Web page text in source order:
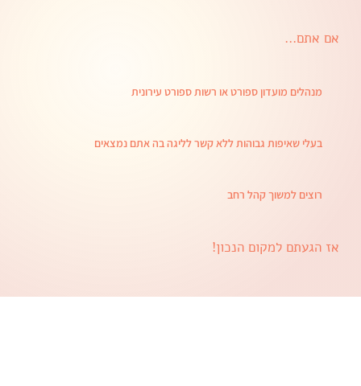
אם אתם...
מנהלים מועדון ספורט או רשות ספורט עירונית
בעלי שאיפות גבוהות ללא קשר לליגה בה אתם נמצאים
רוצים למשוך קהל רחב
אז הגעתם למקום הנכון!